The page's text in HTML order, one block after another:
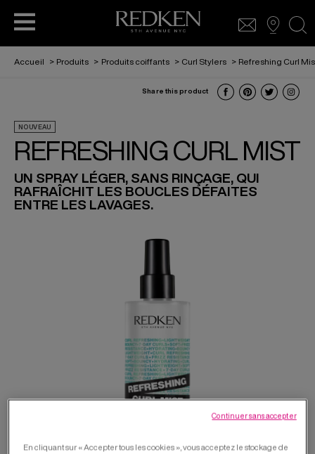
PRODUITS COIFFANTS
COLORATION CAPILLAIRE
SABRINA CARPENTER AMBASSADRICE
L’ORÉAL PARTNER SHOP
Accueil > Produits > Produits coiffants > Curl Stylers > Refreshing Curl
Share this product
NOUVEAU
REFRESHING CURL MIST
UN SPRAY LÉGER, SANS RINÇAGE, QUI
RAFRAÎCHIT LES BOUCLES DÉFAITES
ENTRE LES LAVAGES.
En cliquant sur « Accepter tous les cookies », vous acceptez le stockage de
Continuer sans accepter